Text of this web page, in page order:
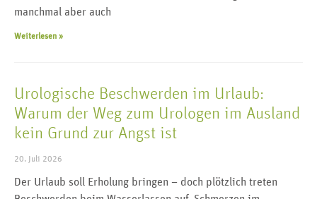
manchmal aber auch
Weiterlesen »
Urologische Beschwerden im Urlaub:
Warum der Weg zum Urologen im Ausland
kein Grund zur Angst ist
20. Juli 2026
Der Urlaub soll Erholung bringen – doch plötzlich treten